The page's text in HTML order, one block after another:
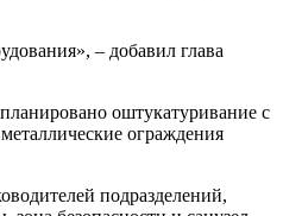
– добавил глава
оштукатуривание с
ограждения
подразделений,